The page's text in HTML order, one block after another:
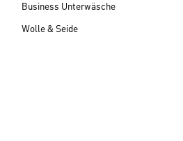
Business Unterwäsche
Wolle & Seide